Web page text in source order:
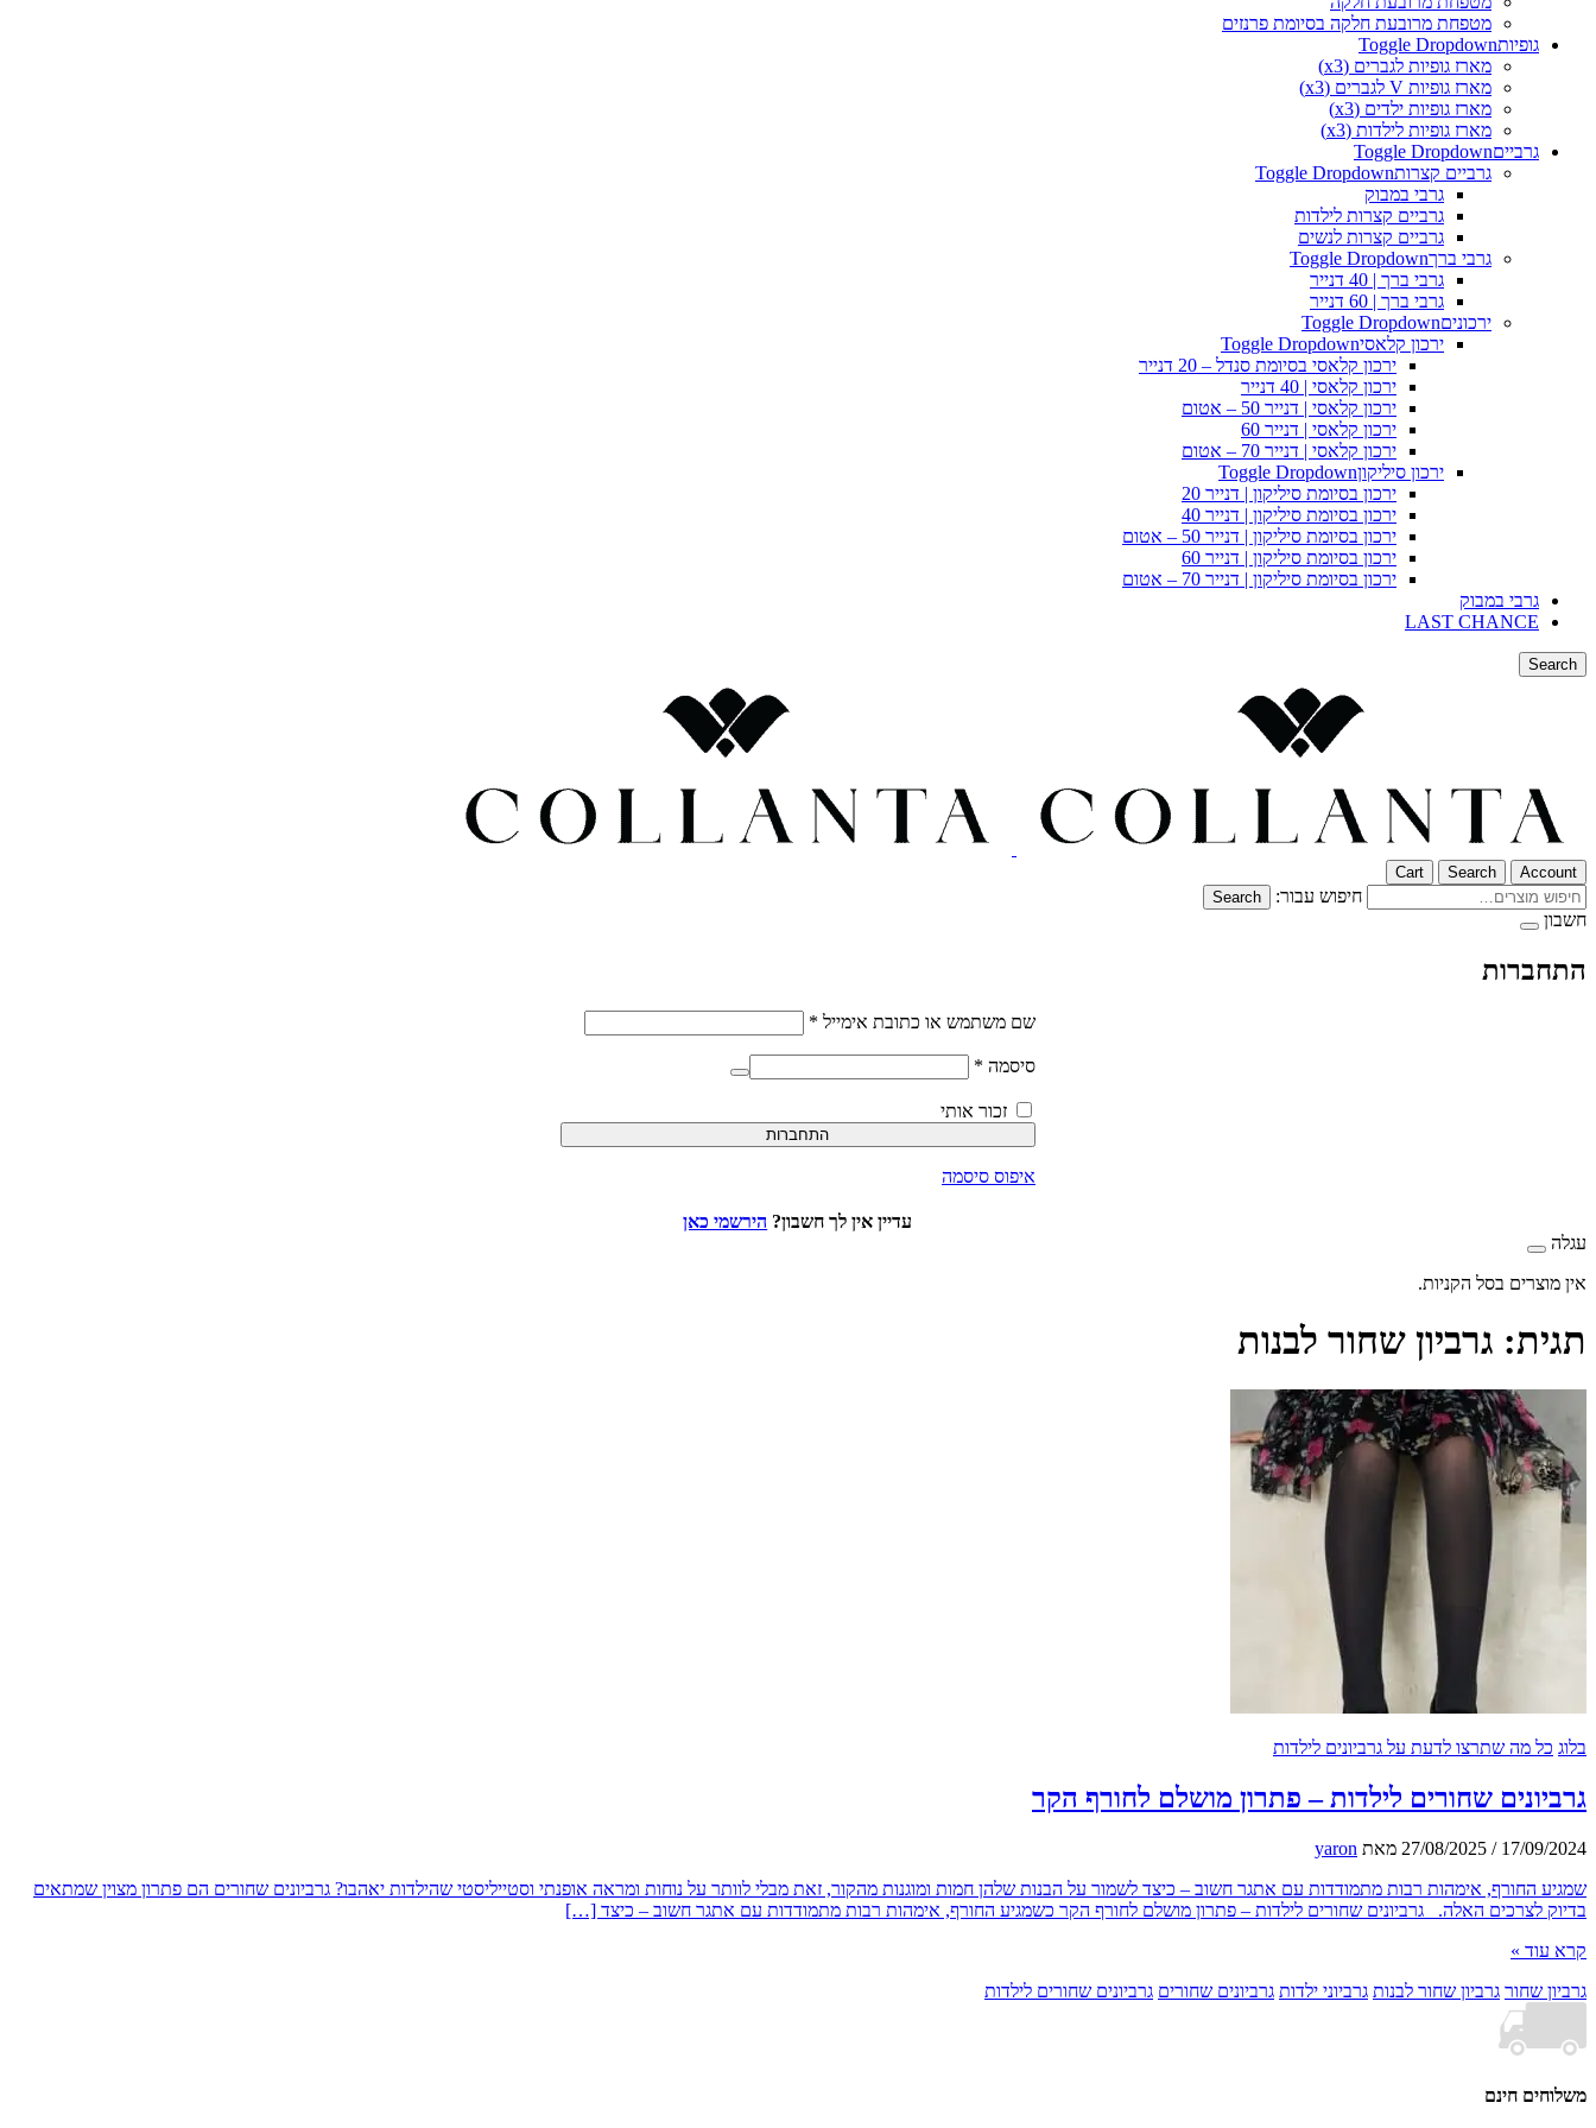
מטפחת מרובעת חלקה בסיומת פרנזים
גופיותToggle Dropdown
מארז גופיות לגברים (x3)
מארז גופיות V לגברים (x3)
מארז גופיות ילדים (x3)
מארז גופיות לילדות (x3)
גרבייםToggle Dropdown
גרביים קצרותToggle Dropdown
גרבי במבוק
גרביים קצרות לילדות
גרביים קצרות לנשים
גרבי ברךToggle Dropdown
גרבי ברך | 40 דנייר
גרבי ברך | 60 דנייר
ירכוניםToggle Dropdown
ירכון קלאסיToggle Dropdown
ירכון קלאסי בסיומת סנדל – 20 דנייר
ירכון קלאסי | 40 דנייר
ירכון קלאסי | דנייר 50 – אטום
ירכון קלאסי | דנייר 60
ירכון קלאסי | דנייר 70 – אטום
ירכון סיליקוןToggle Dropdown
ירכון בסיומת סיליקון | דנייר 20
ירכון בסיומת סיליקון | דנייר 40
ירכון בסיומת סיליקון | דנייר 50 – אטום
ירכון בסיומת סיליקון | דנייר 60
ירכון בסיומת סיליקון | דנייר 70 – אטום
גרבי במבוק
LAST CHANCE
Search
Account
Search
Cart
חיפוש עבור: Search
חשבון
התחברות
שם משתמש או כתובת אימייל *
סיסמה *
זכור אותי
התחברות
איפוס סיסמה
עדיין אין לך חשבון? הירשמי כאן
עגלה
אין מוצרים בסל הקניות.
תגית: גרביון שחור לבנות
בלוג כל מה שתרצו לדעת על גרביונים לילדות
גרביונים שחורים לילדות – פתרון מושלם לחורף הקר
17/09/2024
/
27/08/2025 מאת yaron
שמגיע החורף, אימהות רבות מתמודדות עם אתגר חשוב – כיצד לשמור על הבנות שלהן חמות ומוגנות מהקור, זאת מבלי לוותר על נוחות ומראה אופנתי וסטייליסטי שהילדות יאהבו? גרביונים שחורים הם פתרון מצוין שמתאים
בדיוק לצרכים האלה. גרביונים שחורים לילדות – פתרון מושלם לחורף הקר כשמגיע החורף, אימהות רבות מתמודדות עם אתגר חשוב – כיצד […]
קרא עוד »
גרביון שחור גרביון שחור לבנות גרביוני ילדות גרביונים שחורים גרביונים שחורים לילדות
משלוחים חינם